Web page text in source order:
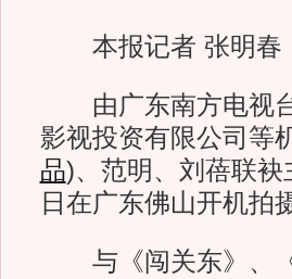
本报记者 张明春
由广东南方电视台
影视投资有限公司等
品)、范明、刘蓓联
日在广东佛山开机拍
与《闯关东》、《